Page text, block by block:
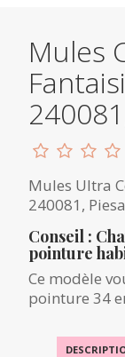
Mules
Mules Ultra
240081,
Conseil :
pointure
Ce modèle
pointure 34